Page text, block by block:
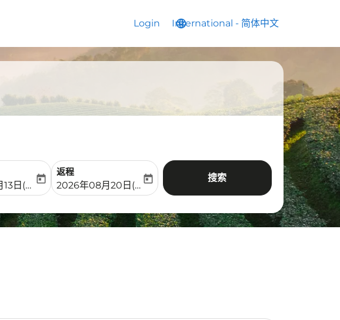
Login language
International - 简体中文
keyboard_arrow_down
departure-date-aria-label
日(周四)
today
返程
fc-booking-return-date-aria-label
2026年08月20日(周四)
today 搜索